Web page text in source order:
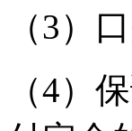
（3）
（4）